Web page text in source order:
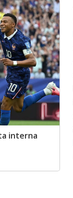
interna